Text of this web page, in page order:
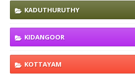
KADUTHURUTHY
KIDANGOOR
KOTTAYAM